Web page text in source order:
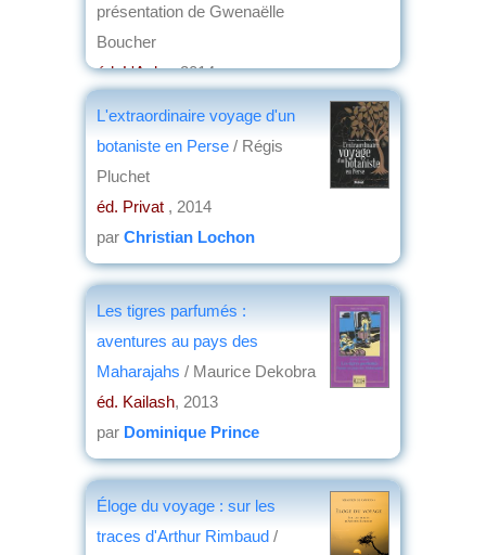
présentation de Gwenaëlle
Boucher
éd. L'Aube, 2014
L'extraordinaire voyage d'un
botaniste en Perse / Régis
Pluchet
éd. Privat , 2014
par Christian Lochon
Les tigres parfumés :
aventures au pays des
Maharajahs / Maurice Dekobra
éd. Kailash, 2013
par Dominique Prince
Éloge du voyage : sur les
traces d'Arthur Rimbaud /